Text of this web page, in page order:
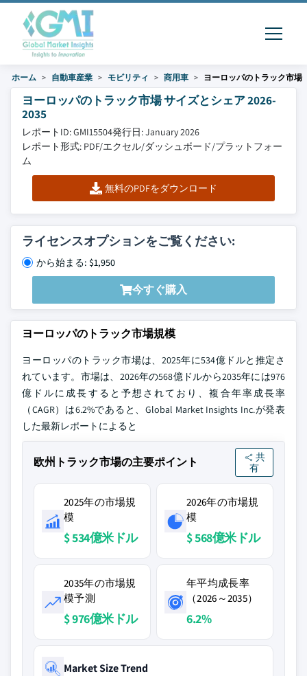
ホーム 自動車産業 モビリティ 商用車 ヨーロッパのトラック市場
ヨーロッパのトラック市場 サイズとシェア 2026-
2035
レポートID: GMI15504発行日: January 2026
レポート形式: PDF/エクセル/ダッシュボード/プラットフォー
ム
無料のPDFをダウンロード
ライセンスオプションをご覧ください:
から始まる: $1,950
今すぐ購入
ヨーロッパのトラック市場規模
ヨーロッパのトラック市場は、2025年に534億ドルと推定さ
れています。市場は、2026年の568億ドルから2035年には976
億ドルに成長すると予想されており、複合年率成長率
（CAGR）は6.2%であると、Global Market Insights Inc.が発表
した最新レポートによると
欧州トラック市場の主要ポイント
共
有
2025年の市場規
模
$ 534億米ドル
2026年の市場規
模
$ 568億米ドル
2035年の市場規
模予測
$ 976億米ドル
年平均成長率
（2026～2035）
6.2%
Market Size Trend